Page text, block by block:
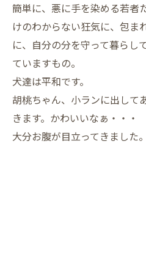
簡単に、悪に手を染める若者
けのわからない狂気に、包ま
に、自分の分を守って暮らし
ていますもの。
犬達は平和です。
胡桃ちゃん、小ランに出して
きます。かわいいなぁ・・・
大分お腹が目立ってきました